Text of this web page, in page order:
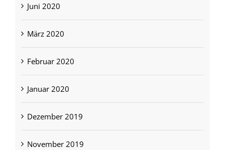
Juni 2020
März 2020
Februar 2020
Januar 2020
Dezember 2019
November 2019